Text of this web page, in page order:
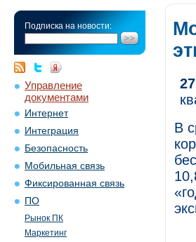
Подписка на новости:
Управление
документами
Интернет
Интеграция
Безопасность
Мобильная связь
Фиксированная связь
ПО
Рынок ПК
Маркетинг
В